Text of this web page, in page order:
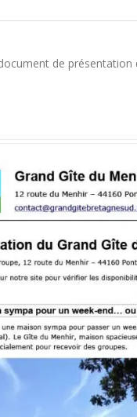
de présentation